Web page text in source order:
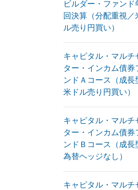
ビルダー・ファンド
回決算（分配重視／
ル売り円買い）
キャピタル・マルチ
ター・インカム債券
ンドＡコース（成長
米ドル売り円買い）
キャピタル・マルチ
ター・インカム債券
ンドＢコース（成長
為替ヘッジなし）
キャピタル・マルチ